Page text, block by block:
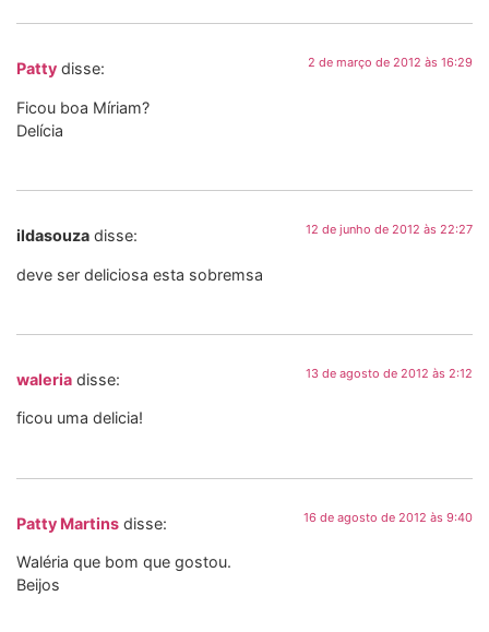
Patty disse: 2 de março de 2012 às 16:29
Ficou boa Míriam?
Delícia
ildasouza disse: 12 de junho de 2012 às 22:27
deve ser deliciosa esta sobremsa
waleria disse: 13 de agosto de 2012 às 2:12
ficou uma delicia!
Patty Martins disse: 16 de agosto de 2012 às 9:40
Waléria que bom que gostou.
Beijos